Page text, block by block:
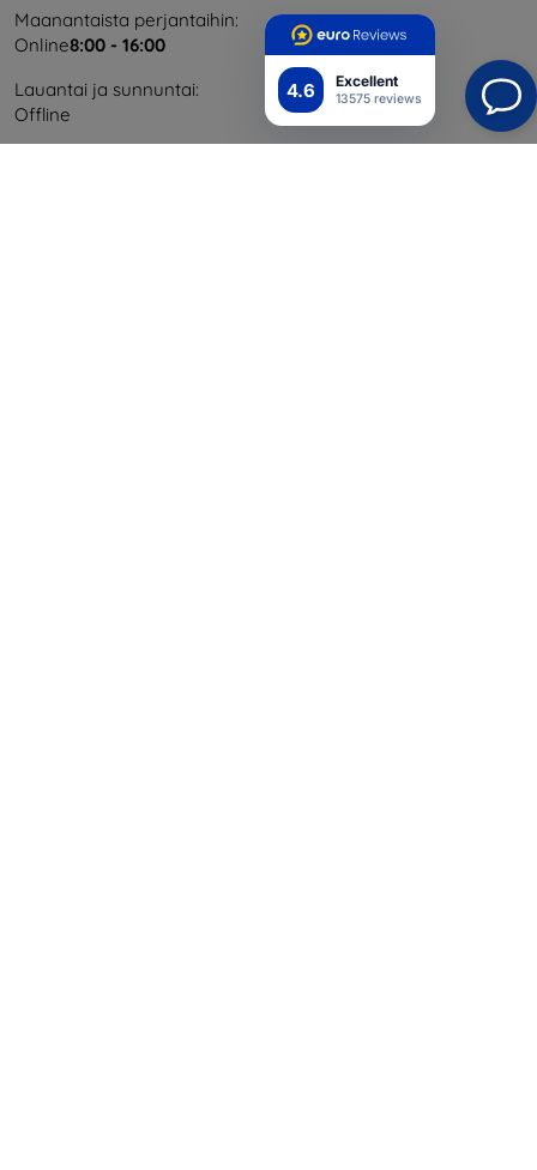
4.6 Excellent
13575 reviews
Maanantaista perjantaihin:
Online8:00 - 16:00
Lauantai ja sunnuntai:
Offline